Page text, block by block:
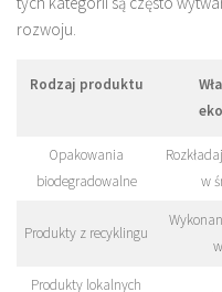
rozwoju.
Rodzaj produktu
Opakowania
biodegradowalne
w
Produkty z recyklingu
Produkty lokalnych